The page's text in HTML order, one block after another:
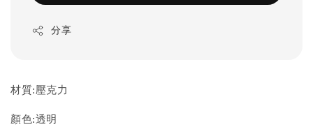
分享
材質:壓克力
顏色:透明